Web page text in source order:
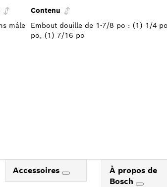
Contenu
mâle
Embout douille de 1-7/8 po : (1) 1/4
po, (1) 7/16 po
Accessoires
À propos de
Bosch